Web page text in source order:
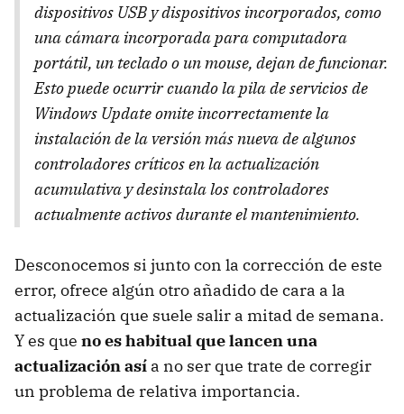
dispositivos USB y dispositivos incorporados, como
una cámara incorporada para computadora
portátil, un teclado o un mouse, dejan de funcionar.
Esto puede ocurrir cuando la pila de servicios de
Windows Update omite incorrectamente la
instalación de la versión más nueva de algunos
controladores críticos en la actualización
acumulativa y desinstala los controladores
actualmente activos durante el mantenimiento.
Desconocemos si junto con la corrección de este
error, ofrece algún otro añadido de cara a la
actualización que suele salir a mitad de semana.
Y es que no es habitual que lancen una
actualización así a no ser que trate de corregir
un problema de relativa importancia.